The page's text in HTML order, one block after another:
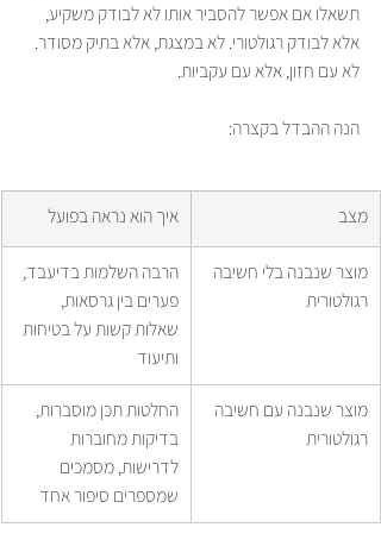
תשאלו אם אפשר להסביר אותו לא לבודק משקיע,
אלא לבודק רגולטורי. לא במצגת, אלא בתיק מסודר.
לא עם חזון, אלא עם עקביות.
הנה ההבדל בקצרה:
מצב איך הוא נראה בפועל
מוצר שנבנה בלי חשיבה
רגולטורית
הרבה השלמות בדיעבד,
פערים בין גרסאות,
שאלות קשות על בטיחות
ותיעוד
מוצר שנבנה עם חשיבה
רגולטורית
החלטות תכן מוסברות,
בדיקות מחוברות
לדרישות, מסמכים
שמספרים סיפור אחד